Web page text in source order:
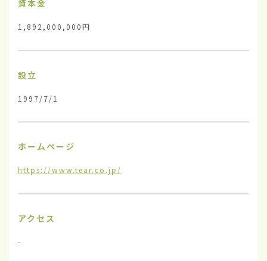
資本金
1,892,000,000円
設立
1997/7/1
ホームページ
https://www.tear.co.jp/
アクセス
-